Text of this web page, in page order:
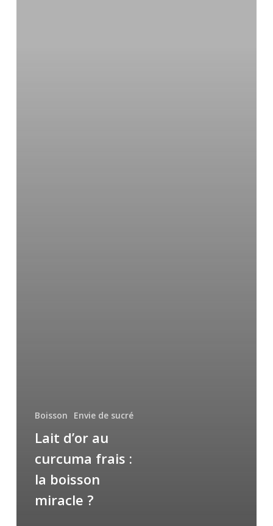
Boisson Envie de sucré
Lait d’or au
curcuma frais :
la boisson
miracle ?